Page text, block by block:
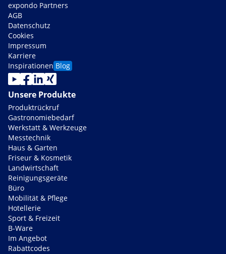
expondo Partners
AGB
Datenschutz
Cookies
Impressum
Karriere
Inspirationen Blog
Unsere Produkte
Produktrückruf
Gastronomiebedarf
Werkstatt & Werkzeuge
Messtechnik
Haus & Garten
Friseur & Kosmetik
Landwirtschaft
Reinigungsgeräte
Büro
Mobilität & Pflege
Hotellerie
Sport & Freizeit
B-Ware
Im Angebot
Rabattcodes